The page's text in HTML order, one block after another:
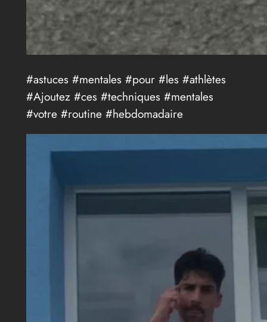
#astuces #mentales #pour #les #athlètes
#Ajoutez #ces #techniques #mentales
#votre #routine #hebdomadaire